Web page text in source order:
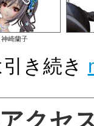
崎蘭子
き続き
クセ